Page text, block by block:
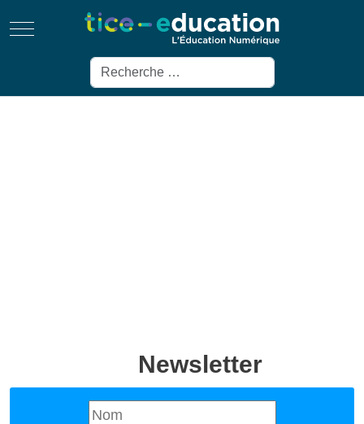
Mobile Menu Toggle
Rechercher
Newsletter